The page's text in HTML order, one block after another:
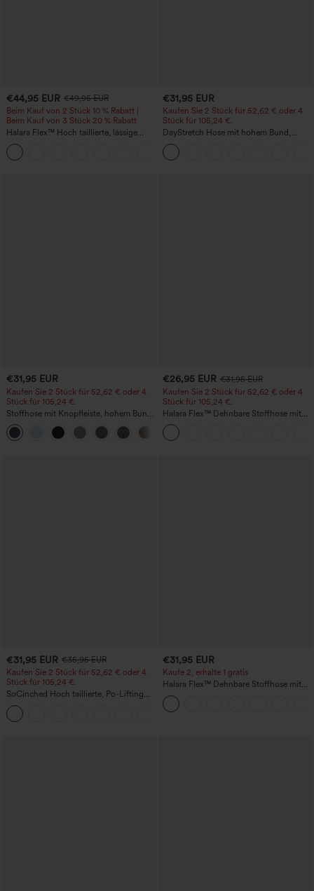
€44,95 EUR €49,95 EUR
Beim Kauf von 2 Stück 10 % Rabatt |
Beim Kauf von 3 Stück 20 % Rabatt
Halara Flex™ Hoch taillierte, lässige
Jeans mit Taschen, umgekrempeltem
Saum, weitem Bein und verwaschenem
Finish
€31,95 EUR
Kaufen Sie 2 Stück für 52,62 € oder 4
Stück für 105,24 €.
DayStretch Hose mit hohem Bund,
Barrel-Leg und Taschen
€31,95 EUR
Kaufen Sie 2 Stück für 52,62 € oder 4
Stück für 105,24 €.
Stoffhose mit Knopfleiste, hohem Bund,
mehreren Taschen und geradem Bein
€26,95 EUR €31,95 EUR
Kaufen Sie 2 Stück für 52,62 € oder 4
Stück für 105,24 €.
Halara Flex™ Dehnbare Stoffhose mit
hohem Bund, Waffelmuster,
Seitentaschen und weitem Bein
€31,95 EUR €35,95 EUR
Kaufen Sie 2 Stück für 52,62 € oder 4
Stück für 105,24 €.
SoCinched Hoch taillierte, Po-Lifting
7/8-Trainingsleggings mit
Bauchkontrolle und Seitentaschen
€31,95 EUR
Kaufe 2, erhalte 1 gratis
Halara Flex™ Dehnbare Stoffhose mit
hohem Bund und Seitentasche hinten